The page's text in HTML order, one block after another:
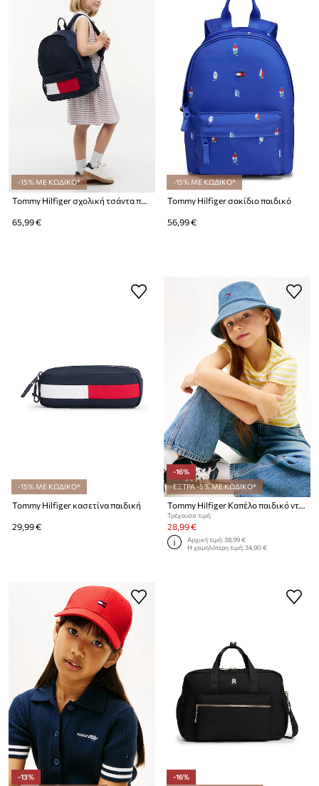
-15% ΜΕ ΚΩΔΙΚΟ*
Tommy Hilfiger σχολική τσάντα παιδική
65,99 €
-15% ΜΕ ΚΩΔΙΚΟ*
Tommy Hilfiger σακίδιο παιδικό
56,99 €
-15% ΜΕ ΚΩΔΙΚΟ*
Tommy Hilfiger κασετίνα παιδική
29,99 €
-16%
ΕΞΤΡΑ -5% ΜΕ ΚΩΔΙΚΟ*
Tommy Hilfiger Καπέλο παιδικό ντένιμ
Τρέχουσα τιμή:
28,99 €
Αρχική τιμή:38,99 €
Η χαμηλότερη τιμή:34,90 €
-13%
-16%